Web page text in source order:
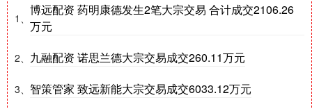
1、
博远配资 药明康德发生2笔大宗交易 合计成交2106.26
万元
2、 九融配资 诺思兰德大宗交易成交260.11万元
3、 智策管家 致远新能大宗交易成交6033.12万元